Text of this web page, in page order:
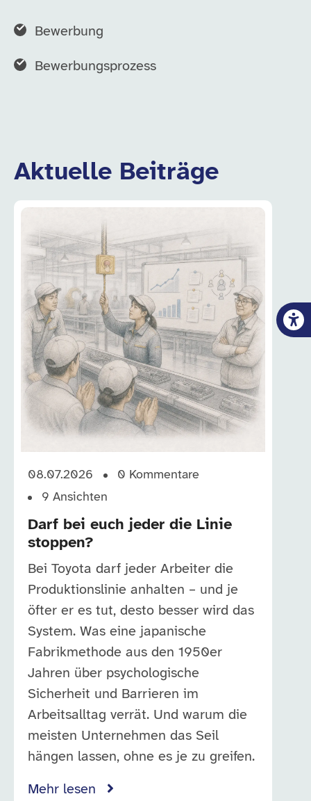
Bewerbung
Bewerbungsprozess
Aktuelle Beiträge
08.07.2026 0 Kommentare
9 Ansichten
Darf bei euch jeder die Linie
stoppen?
Bei Toyota darf jeder Arbeiter die
Produktionslinie anhalten – und je
öfter er es tut, desto besser wird das
System. Was eine japanische
Fabrikmethode aus den 1950er
Jahren über psychologische
Sicherheit und Barrieren im
Arbeitsalltag verrät. Und warum die
meisten Unternehmen das Seil
hängen lassen, ohne es je zu greifen.
Mehr lesen